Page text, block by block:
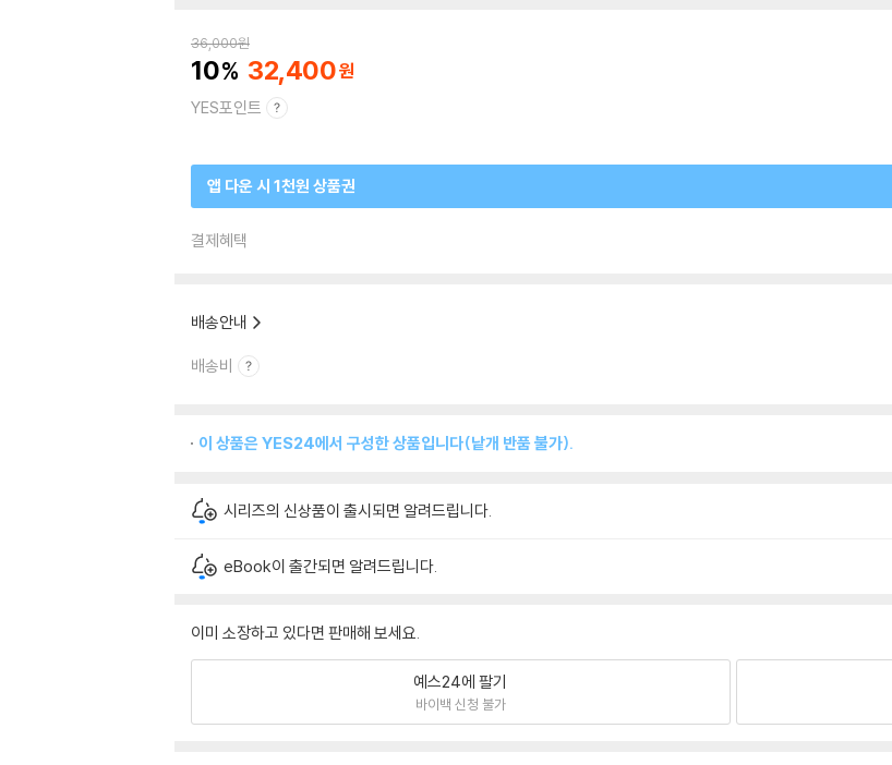
36,000원
10 32,400
YES포인트
앱 다운 시 1천원 상품권
결제혜택
배송안내
배송비
이 상품은 YES24에서 구성한 상품입니다(낱개 반품 불가).
시리즈의 신상품이 출시되면 알려드립니다.
eBook이 출간되면 알려드립니다.
이미 소장하고 있다면 판매해 보세요.
예스24에 팔기
바이백 신청 불가